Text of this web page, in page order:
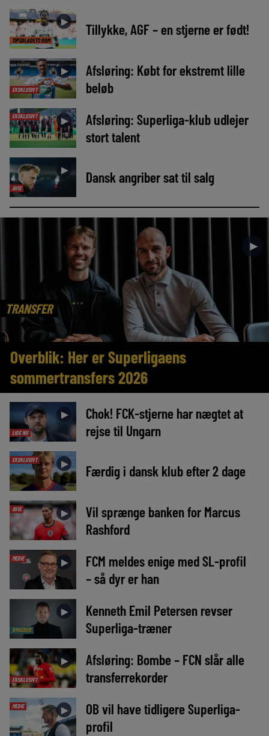
TIPSBLADETS DOM
► Tillykke, AGF – en stjerne er født!
EKSKLUSIVT
►
Afsløring: Købt for ekstremt lille
beløb
EKSKLUSIVT ►
Afsløring: Superliga-klub udlejer
stort talent
AVIS
► Dansk angriber sat til salg
TRANSFER
►
Overblik: Her er Superligaens
sommertransfers 2026
LIGE NU
►
Chok! FCK-stjerne har nægtet at
rejse til Ungarn
EKSKLUSIVT ► Færdig i dansk klub efter 2 dage
AVIS ►
Vil sprænge banken for Marcus
Rashford
MEDIE ►
FCM meldes enige med SL-profil
– så dyr er han
NYHEDER
►
Kenneth Emil Petersen revser
Superliga-træner
EKSKLUSIVT
►
Afsløring: Bombe – FCN slår alle
transferrekorder
MEDIE ►
OB vil have tidligere Superliga-
profil